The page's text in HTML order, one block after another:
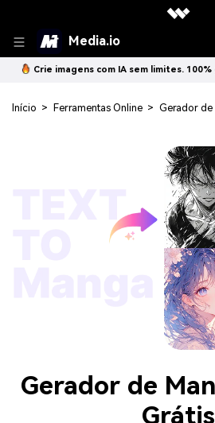
Media.io
Crie imagens com IA sem limites.
Início > Ferramentas Online > Gerador de
Gerador de
Grátis